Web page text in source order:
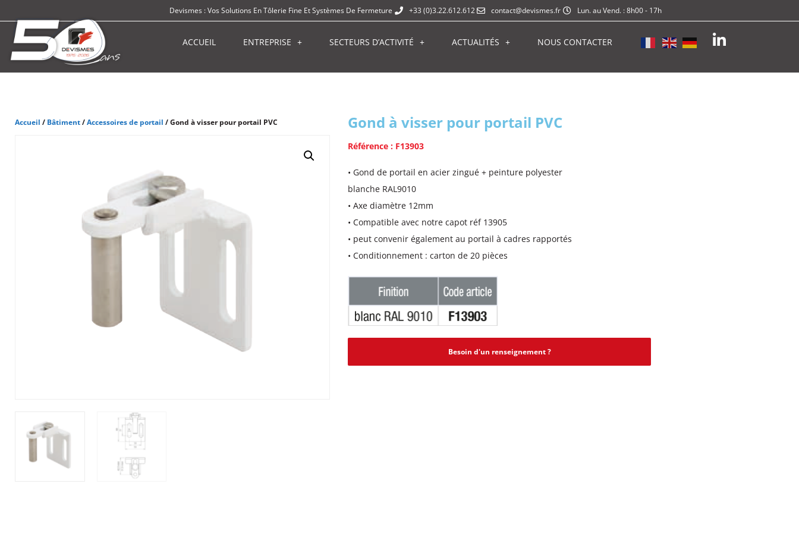
Devismes : Vos Solutions En Tôlerie Fine Et Systèmes De Fermeture +33 (0)3.22.612.612 contact@devismes.fr Lun. au Vend. : 8h00 - 17h
ACCUEIL ENTREPRISE SECTEURS D’ACTIVITÉ ACTUALITÉS NOUS CONTACTER
Accueil / Bâtiment/Accessoires de portail / Gond à visser pour portail PVC Gond à visser pour portail PVC
Référence : F13903
• Gond de portail en acier zingué + peinture polyester
blanche RAL9010
• Axe diamètre 12mm
• Compatible avec notre capot réf 13905
• peut convenir également au portail à cadres rapportés
• Conditionnement : carton de 20 pièces
Besoin d'un renseignement ?